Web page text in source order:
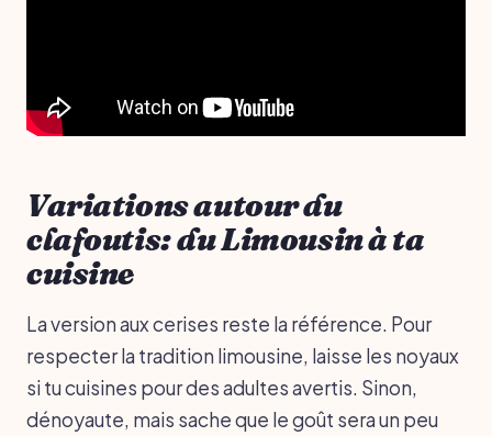
Variations autour du
clafoutis: du Limousin à ta
cuisine
La version aux cerises reste la référence. Pour
respecter la tradition limousine, laisse les noyaux
si tu cuisines pour des adultes avertis. Sinon,
dénoyaute, mais sache que le goût sera un peu